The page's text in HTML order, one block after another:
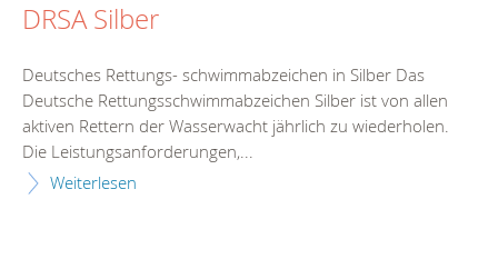
DRSA Silber
Deutsches Rettungs- schwimmabzeichen in Silber Das
Deutsche Rettungsschwimmabzeichen Silber ist von allen
aktiven Rettern der Wasserwacht jährlich zu wiederholen.
Die Leistungsanforderungen,...
Weiterlesen